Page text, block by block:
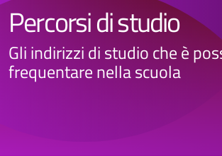
Percorsi di studio
Gli indirizzi di studio che è
frequentare nella scuola